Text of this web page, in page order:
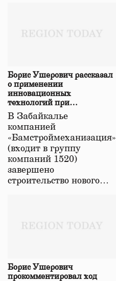
Борис Ушерович рассказал
о применении
инновационных
технологий при
строительстве нового моста
в Забайкалье
В Забайкалье
компанией
«Бамстроймеханизация»
(входит в группу
компаний 1520)
завершено
строительство нового…
Борис Ушерович
прокомментировал ход